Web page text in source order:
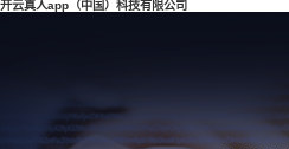
开云真人app（中国）科技有限公司